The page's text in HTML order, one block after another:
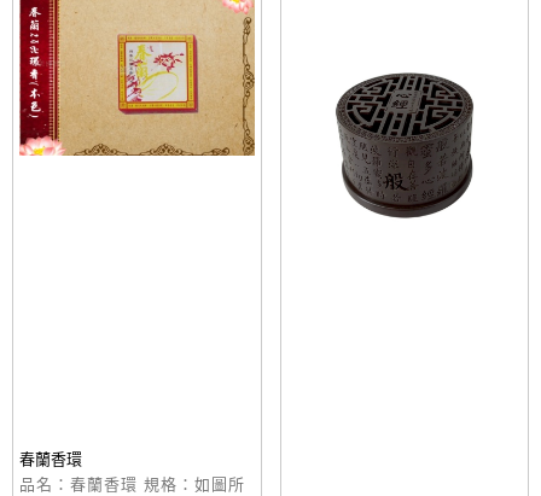
春蘭香環
品名：春蘭香環 規格：如圖所